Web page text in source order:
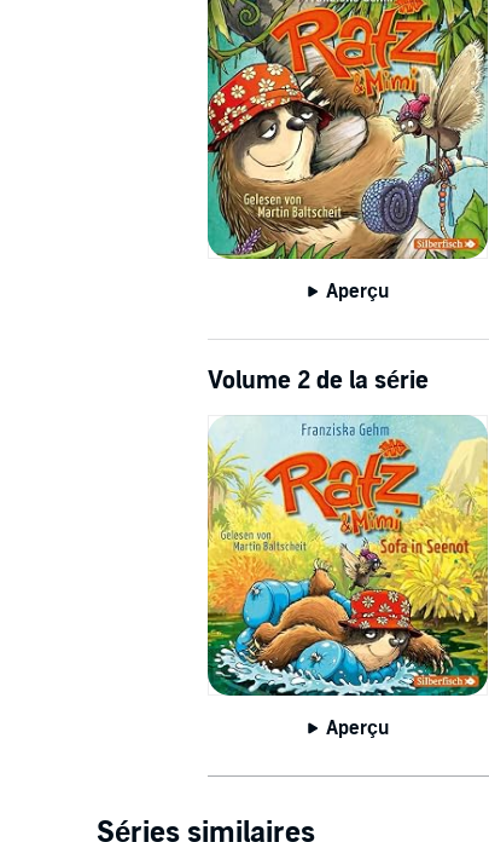
©2019 Hörbuch Hamburg HHV
Aperçu
Volume 2 de la série
Aperçu
Séries similaires